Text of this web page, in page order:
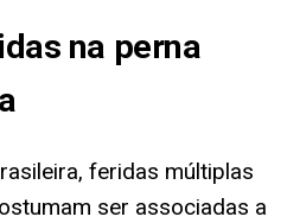
na perna
feridas múltiplas
ser associadas a